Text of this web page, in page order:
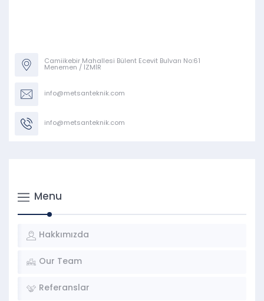
Camiikebir Mahallesi Bülent Ecevit Bulvarı No:61
Menemen / İZMİR
info@metsanteknik.com
info@metsanteknik.com
Menu
Hakkımızda
Our Team
Referanslar